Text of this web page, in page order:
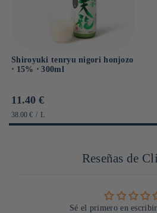
Shiroyuki tenryu nigori honjozo
⋅ 15% ⋅ 300ml
Prix
habituel
11.40 €
PRIX
UNITAIRE
38.00 € / PAR
L
Reseñas de
Sé el primero en